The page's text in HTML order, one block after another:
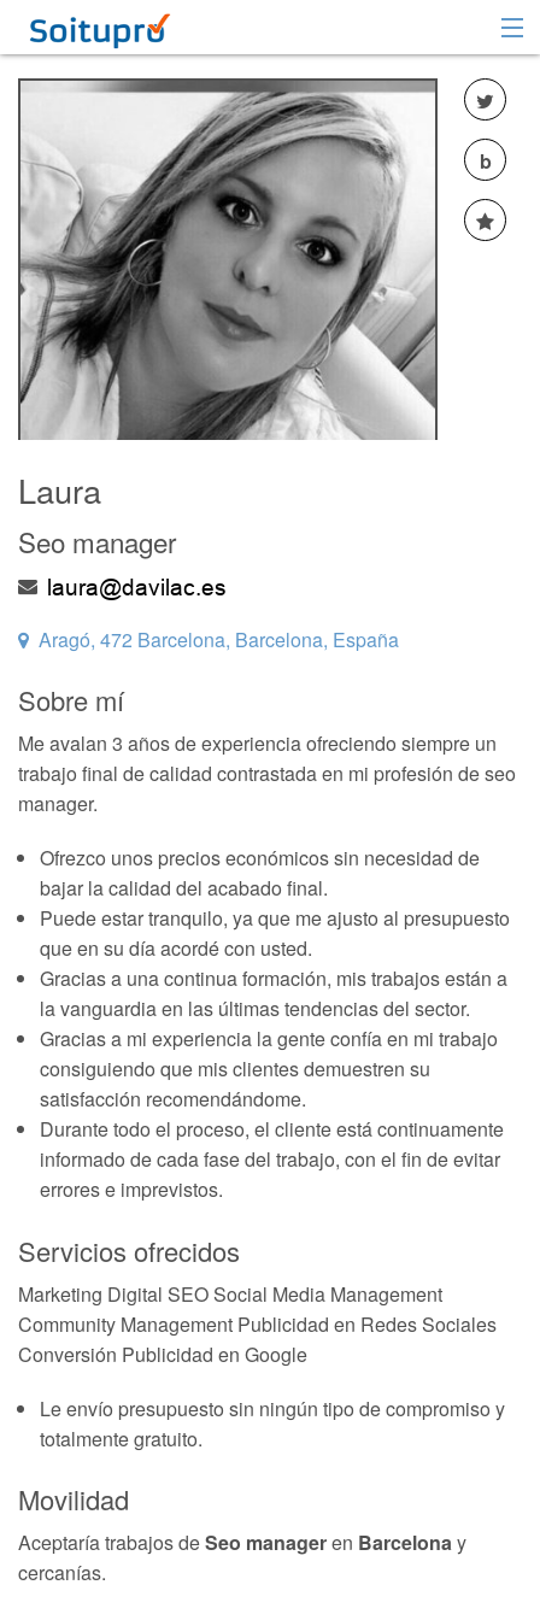
Recomendar
Registrarse
Iniciar sesión
b
Laura
Seo manager
Aragó, 472 Barcelona, Barcelona, España
Sobre mí
Me avalan 3 años de experiencia ofreciendo siempre un
trabajo final de calidad contrastada en mi profesión de seo
manager.
Ofrezco unos precios económicos sin necesidad de
bajar la calidad del acabado final.
Puede estar tranquilo, ya que me ajusto al presupuesto
que en su día acordé con usted.
Gracias a una continua formación, mis trabajos están a
la vanguardia en las últimas tendencias del sector.
Gracias a mi experiencia la gente confía en mi trabajo
consiguiendo que mis clientes demuestren su
satisfacción recomendándome.
Durante todo el proceso, el cliente está continuamente
informado de cada fase del trabajo, con el fin de evitar
errores e imprevistos.
Servicios ofrecidos
Marketing Digital SEO Social Media Management
Community Management Publicidad en Redes Sociales
Conversión Publicidad en Google
Le envío presupuesto sin ningún tipo de compromiso y
totalmente gratuito.
Movilidad
Aceptaría trabajos deSeo manageren Barcelonay
cercanías.